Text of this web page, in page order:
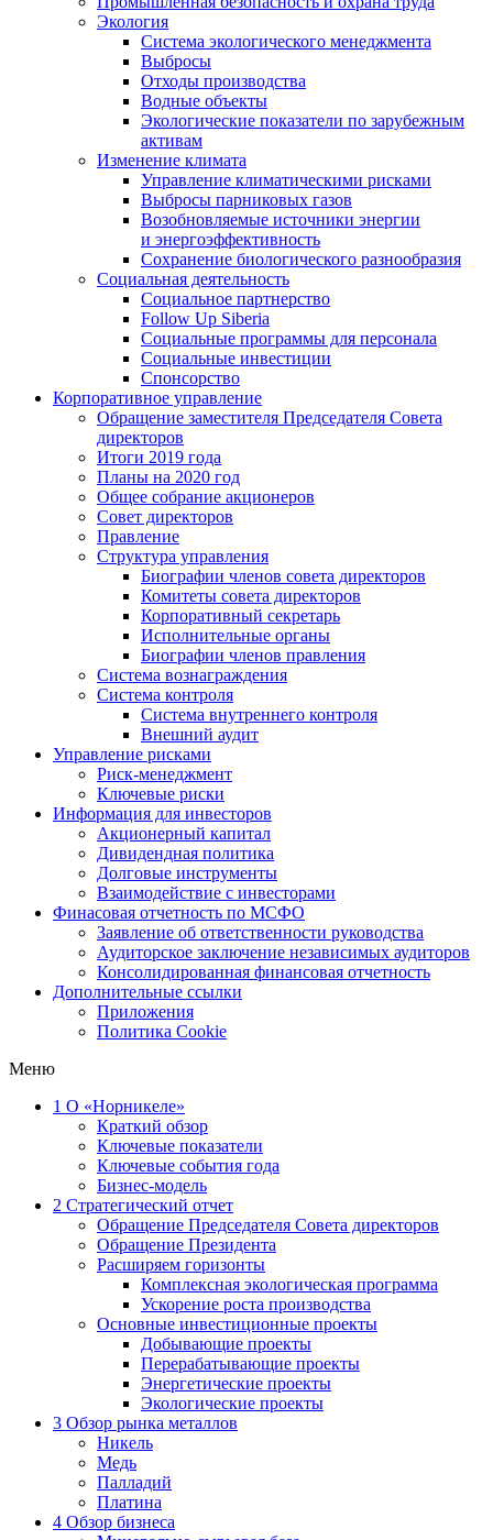
Экология
Система экологического менеджмента
Выбросы
Отходы производства
Водные объекты
Экологические показатели по зарубежным
активам
Изменение климата
Управление климатическими рисками
Выбросы парниковых газов
Возобновляемые источники энергии
и энергоэффективность
Сохранение биологического разнообразия
Социальная деятельность
Социальное партнерство
Follow Up Siberia
Социальные программы для персонала
Социальные инвестиции
Спонсорство
Корпоративное управление
Обращение заместителя Председателя Совета
директоров
Итоги 2019 года
Планы на 2020 год
Общее собрание акционеров
Совет директоров
Правление
Структура управления
Биографии членов совета директоров
Комитеты совета директоров
Корпоративный секретарь
Исполнительные органы
Биографии членов правления
Система вознаграждения
Система контроля
Система внутреннего контроля
Внешний аудит
Управление рисками
Риск-менеджмент
Ключевые риски
Информация для инвесторов
Акционерный капитал
Дивидендная политика
Долговые инструменты
Взаимодействие с инвеcторами
Финасовая отчетность по МСФО
Заявление об ответственности руководства
Аудиторское заключение независимых аудиторов
Консолидированная финансовая отчетность
Дополнительные ссылки
Приложения
Политика Cookie
Меню
1 О «Норникеле»
Краткий обзор
Ключевые показатели
Ключевые события года
Бизнес-модель
2 Стратегический отчет
Обращение Председателя Совета директоров
Обращение Президента
Расширяем горизонты
Комплексная экологическая программа
Ускорение роста производства
Основные инвестиционные проекты
Добывающие проекты
Перерабатывающие проекты
Энергетические проекты
Экологические проекты
3 Обзор рынка металлов
Никель
Медь
Палладий
Платина
4 Обзор бизнеса